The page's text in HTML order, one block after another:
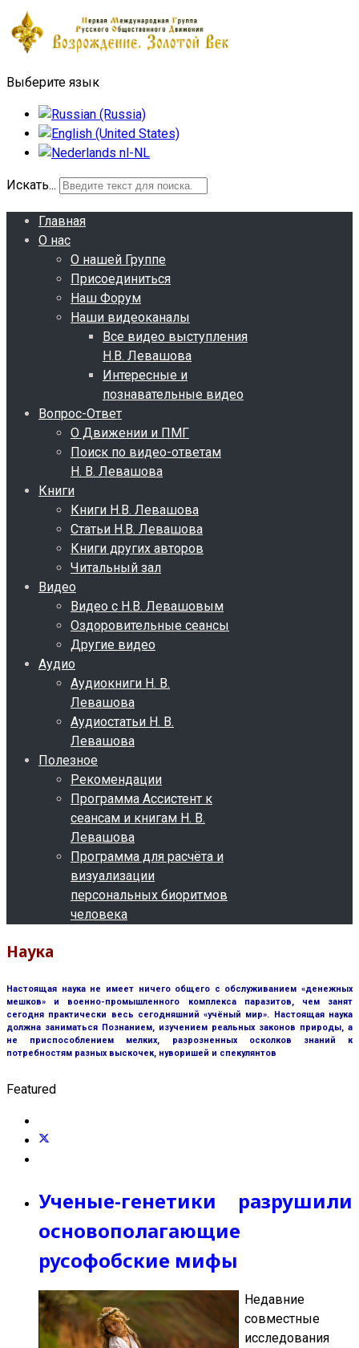
Выберите язык
Искать...
Главная
О нас
О нашей Группе
Присоединиться
Наш Форум
Наши видеоканалы
Все видео выступления
Н.В. Левашова
Интересные и
познавательные видео
Вопрос-Ответ
О Движении и ПМГ
Поиск по видео-ответам
Н. В. Левашова
Книги
Книги Н.В. Левашова
Статьи Н.В. Левашова
Книги других авторов
Читальный зал
Видео
Видео с Н.В. Левашовым
Оздоровительные сеансы
Другие видео
Аудио
Аудиокниги Н. В.
Левашова
Аудиостатьи Н. В.
Левашова
Полезное
Рекомендации
Программа Ассистент к
сеансам и книгам Н. В.
Левашова
Программа для расчёта и
визуализации
персональных биоритмов
человека
Наука
Настоящая наука не имеет ничего общего с обслуживанием «денежных
мешков» и военно-промышленного комплекса паразитов, чем занят
сегодня практически весь сегодняшний «учёный мир». Настоящая наука
должна заниматься Познанием, изучением реальных законов природы, а
не приспособлением мелких, разрозненных осколков знаний к
потребностям разных выскочек, нуворишей и спекулянтов
Featured
Ученые-генетики разрушили
основополагающие
русофобские мифы
Недавние
совместные
исследования